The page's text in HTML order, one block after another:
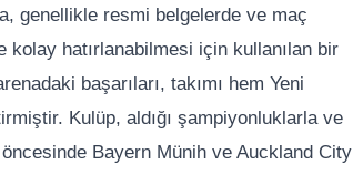
genellikle resmi belgelerde ve maç
kolay hatırlanabilmesi için kullanılan bir
başarıları, takımı hem Yeni
Kulüp, aldığı şampiyonluklarla ve
Bayern Münih ve Auckland City